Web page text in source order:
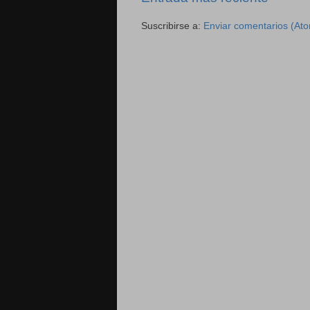
Suscribirse a: Enviar comentarios